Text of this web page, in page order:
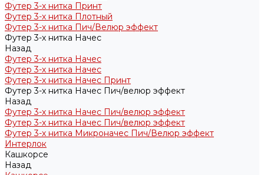
Футер 3-х нитка Принт
Футер 3-х нитка Плотный
Футер 3-х нитка Пич/Велюр эффект
Футер 3-х нитка Начес
Назад
Футер 3-х нитка Начес
Футер 3-х нитка Начес
Футер 3-х нитка Начес Принт
Футер 3-х нитка Начес Пич/велюр эффект
Назад
Футер 3-х нитка Начес Пич/велюр эффект
Футер 3-х нитка Начес Пич/велюр эффект
Футер 3-х нитка Микроначес Пич/Велюр эффект
Интерлок
Кашкорсе
Назад